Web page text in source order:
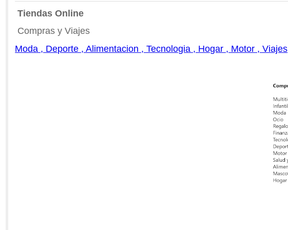
Tiendas Online
Compras y Viajes
Moda , Deporte , Alimentacion , Tecnologia , Hogar , Motor , Viajes